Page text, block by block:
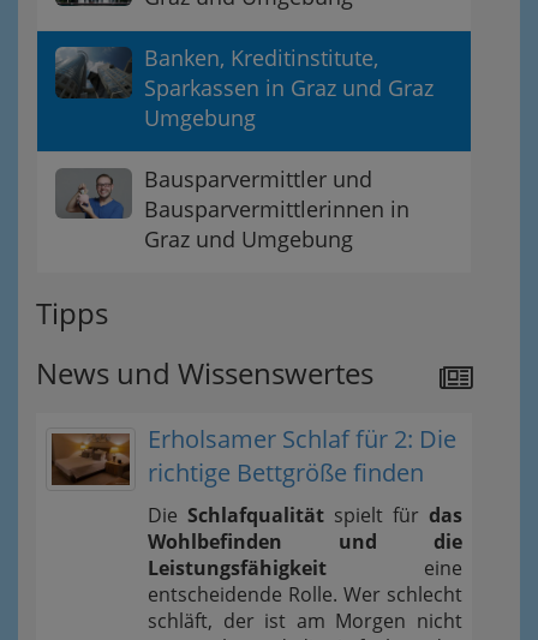
Banken, Kreditinstitute,
Sparkassen in Graz und Graz
Umgebung
Bausparvermittler und
Bausparvermittlerinnen in
Graz und Umgebung
Tipps
News und Wissenswertes
Erholsamer Schlaf für 2: Die
richtige Bettgröße finden
Die Schlafqualität spielt für das
Wohlbefinden und die
Leistungsfähigkeit eine
entscheidende Rolle. Wer schlecht
schläft, der ist am Morgen nicht